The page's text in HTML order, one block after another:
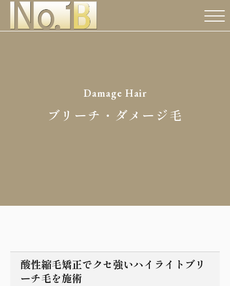
Damage Hair
ブリーチ・ダメージ毛
酸性縮毛矯正でクセ強いハイライトブリ
ーチ毛を施術